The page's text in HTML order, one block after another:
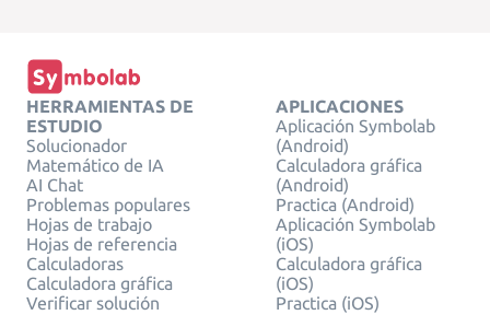
HERRAMIENTAS DE
ESTUDIO
Solucionador
Matemático de IA
AI Chat
Problemas populares
Hojas de trabajo
Hojas de referencia
Calculadoras
Calculadora gráfica
Verificar solución
APLICACIONES
Aplicación Symbolab
(Android)
Calculadora gráfica
(Android)
Practica (Android)
Aplicación Symbolab
(iOS)
Calculadora gráfica
(iOS)
Practica (iOS)